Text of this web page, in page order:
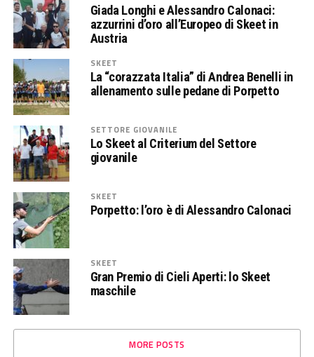
Giada Longhi e Alessandro Calonaci:
azzurrini d’oro all’Europeo di Skeet in
Austria
SKEET
La “corazzata Italia” di Andrea Benelli in
allenamento sulle pedane di Porpetto
SETTORE GIOVANILE
Lo Skeet al Criterium del Settore
giovanile
SKEET
Porpetto: l’oro è di Alessandro Calonaci
SKEET
Gran Premio di Cieli Aperti: lo Skeet
maschile
MORE POSTS